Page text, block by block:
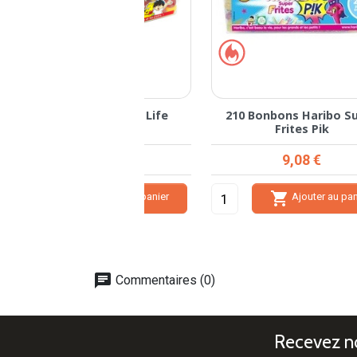
300 Bonbons Haribo Fraizibus
Rupture de stock
chat Commentaires (0)
Recevez